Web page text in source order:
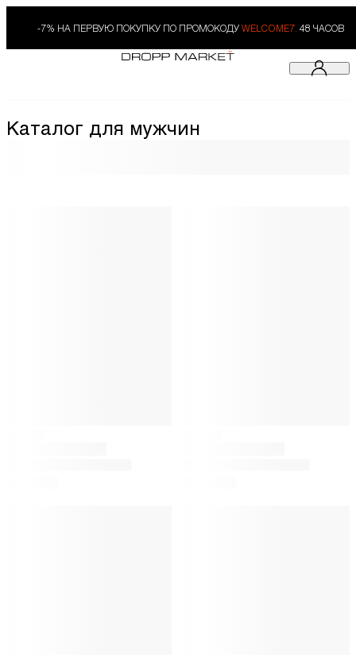
-7% НА ПЕРВУЮ ПОКУПКУ ПО ПРОМОКОДУ WELCOME7. 48 ЧАСОВ
Каталог для мужчин